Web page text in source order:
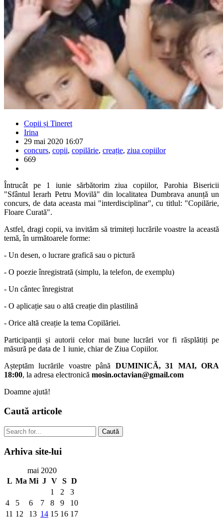
Copii și Tineret
Irina
29 mai 2020 16:07
concurs, copii, copilărie, creație, ziua copiilor
669
Întrucât pe 1 iunie sărbătorim ziua copiilor,Parohia Bisericii
"Sfântul Ierarh Petru Movilă" din localitatea Dumbravaanunță un
concurs, de data aceasta mai "interdisciplinar", cu titlul: "Copilărie,
Floare Curată".
Astfel, dragi copii, va invităm să trimiteți lucrările voastre la această
temă, în următoarele forme:
- Un desen, o lucrare grafică sau o pictură
- O poezie înregistrată (simplu, la telefon, de exemplu)
- Un cântec înregistrat
- O aplicație sau o altă creație din plastilină
- Orice altă creație la tema Copilăriei.
Participanții și autorii celor mai bune lucrări vor fi răsplătiți pe
măsură pe data de 1 iunie, chiar de Ziua Copiilor.
Așteptăm lucrările voastre până DUMINICĂ, 31 MAI, ORA
18:00, la adresa electronică mosin.octavian@gmail.com
Doamne ajută!
Caută articole
Caută
Arhiva site-lui
mai 2020
L Ma Mi J V S D
1
2
3
4
5 6 7 8 9
10
11 12 13 14 15 16 17